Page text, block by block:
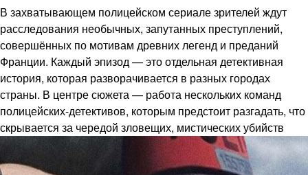
В захватывающем полицейском сериале зрителей ждут
расследования необычных, запутанных преступлений,
совершённых по мотивам древних легенд и преданий
Франции. Каждый эпизод — это отдельная детективная
история, которая разворачивается в разных городах
страны. В центре сюжета — работа нескольких команд
полицейских-детективов, которым предстоит разгадать, что
скрывается за чередой зловещих, мистических убийств